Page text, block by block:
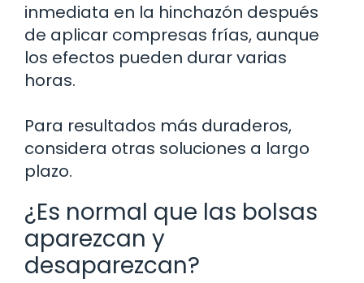
inmediata en la hinchazón después
de aplicar compresas frías, aunque
los efectos pueden durar varias
horas.
Para resultados más duraderos,
considera otras soluciones a largo
plazo.
¿Es normal que las bolsas
aparezcan y
desaparezcan?